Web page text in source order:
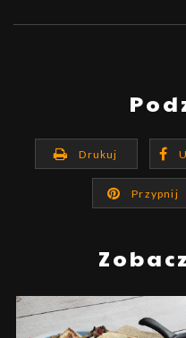
Drukuj
Przypnij